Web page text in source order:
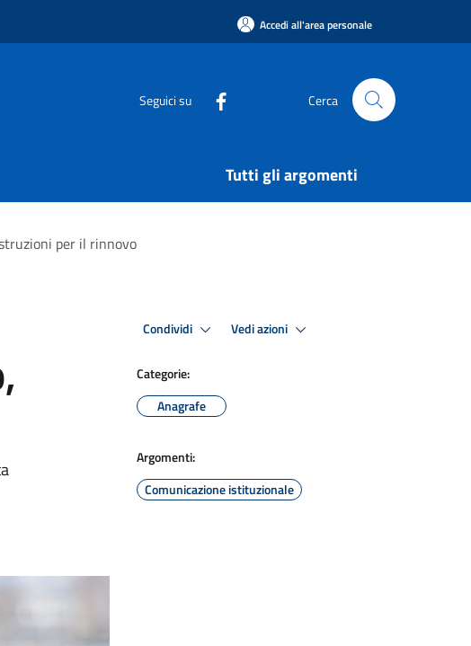
Accedi all'area personale
Seguici su Cerca
Tutti gli argomenti
per il rinnovo
Condividi Vedi azioni
Categorie:
Anagrafe
Argomenti:
Comunicazione istituzionale